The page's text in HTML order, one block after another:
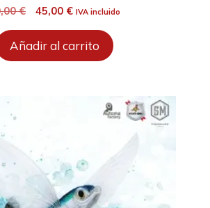
€
El
original
era:
45,00 €El
actual
es:
IVA incluido
Añadir al carrito